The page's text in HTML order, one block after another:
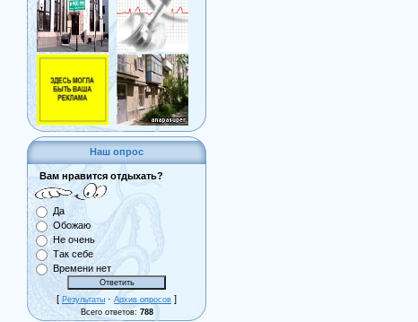
Наш опрос
Вам нравится отдыхать?
Да
Обожаю
Не очень
Так себе
Времени нет
[ Результаты · Архив опросов ]
Всего ответов: 788